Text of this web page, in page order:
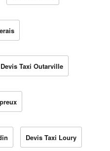
Devis Taxi Outarville
Devis Taxi Loury